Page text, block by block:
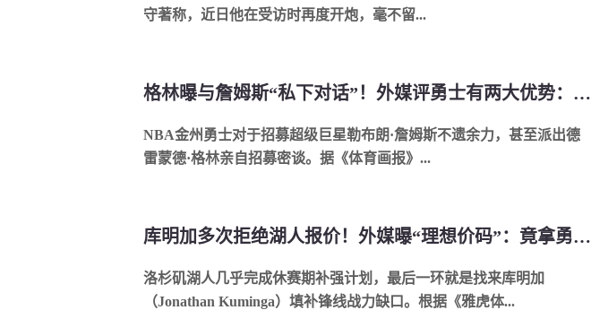
守著称，近日他在受访时再度开炮，毫不留...
格林曝与詹姆斯“私下对话”！外媒评勇士有两大优势：离洛杉矶最近
NBA金州勇士对于招募超级巨星勒布朗·詹姆斯不遗余力，甚至派出德
雷蒙德·格林亲自招募密谈。据《体育画报》...
库明加多次拒绝湖人报价！外媒曝“理想价码”：竟拿勇士当作标杆
洛杉矶湖人几乎完成休赛期补强计划，最后一环就是找来库明加
（Jonathan Kuminga）填补锋线战力缺口。根据《雅虎体...